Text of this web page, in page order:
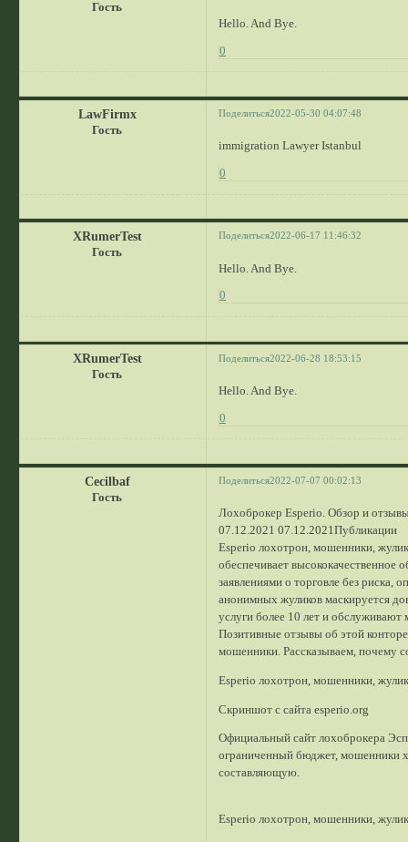
Гость
Hello. And Bye.
0
Поделиться2022-05-30 04:07:48
LawFirmx
Гость
immigration Lawyer Istanbul
0
Поделиться2022-06-17 11:46:32
XRumerTest
Гость
Hello. And Bye.
0
Поделиться2022-06-28 18:53:15
XRumerTest
Гость
Hello. And Bye.
0
Поделиться2022-07-07 00:02:13
Cecilbaf
Гость
Лохоброкер Esperio. Обзор и
07.12.2021 07.12.2021Публикации
Esperio лохотрон, мошенники,
обеспечивает
заявлениями о торговле без риска,
анонимных жуликов маскируется
услуги более 10 лет и
Позитивные отзывы об этой
мошенники. Рассказываем, почему
Esperio лохотрон, мошенники,
Скриншот с сайта esperio.org
Официальный сайт лохоброкера
ограниченный бюджет, мошенники
составляющую.
Esperio лохотрон, мошенники,